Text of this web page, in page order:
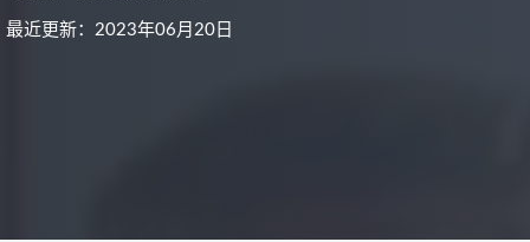
最近更新：2023年06月20日